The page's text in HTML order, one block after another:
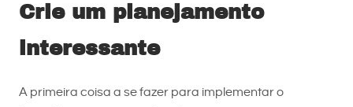
Crie um planejamento
interessante
A primeira coisa a se fazer para implementar o